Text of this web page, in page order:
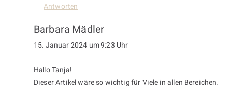
Antworten
Barbara Mädler
15. Januar 2024 um 9:23 Uhr
Hallo Tanja!
Dieser Artikel wäre so wichtig für Viele in allen Bereichen.